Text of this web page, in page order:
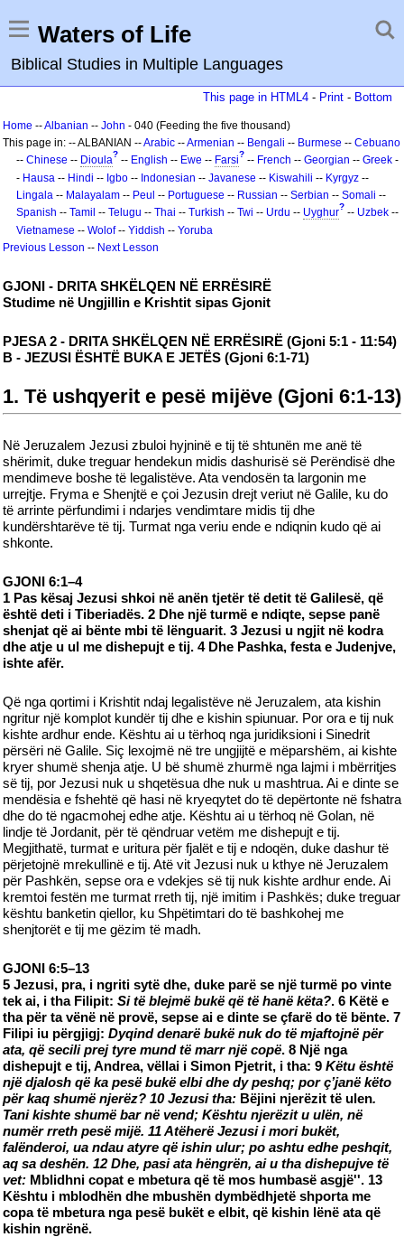
Waters of Life
Biblical Studies in Multiple Languages
This page in HTML4 - Print - Bottom
Home --Albanian -- John - 040 (Feeding the five thousand)
This page in: -- ALBANIAN --Arabic --Armenian -- Bengali -- Burmese -- Cebuano
-- Chinese -- Dioula? -- English -- Ewe -- Farsi? -- French -- Georgian -- Greek -
- Hausa -- Hindi -- Igbo -- Indonesian -- Javanese -- Kiswahili -- Kyrgyz --
Lingala -- Malayalam -- Peul -- Portuguese -- Russian -- Serbian -- Somali --
Spanish -- Tamil -- Telugu -- Thai -- Turkish -- Twi -- Urdu -- Uyghur? -- Uzbek --
Vietnamese -- Wolof-- Yiddish -- Yoruba
Previous Lesson -- Next Lesson
GJONI - DRITA SHKËLQEN NË ERRËSIRË
Studime në Ungjillin e Krishtit sipas Gjonit
PJESA 2 - DRITA SHKËLQEN NË ERRËSIRË (Gjoni 5:1 - 11:54)
B - JEZUSI ËSHTË BUKA E JETËS (Gjoni 6:1-71)
1. Të ushqyerit e pesë mijëve (Gjoni 6:1-13)
Në Jeruzalem Jezusi zbuloi hyjninë e tij të shtunën me anë të
shërimit, duke treguar hendekun midis dashurisë së Perëndisë dhe
mendimeve boshe të legalistëve. Ata vendosën ta largonin me
urrejtje. Fryma e Shenjtë e çoi Jezusin drejt veriut në Galile, ku do
të arrinte përfundimi i ndarjes vendimtare midis tij dhe
kundërshtarëve të tij. Turmat nga veriu ende e ndiqnin kudo që ai
shkonte.
GJONI 6:1–4
1 Pas kësaj Jezusi shkoi në anën tjetër të detit të Galilesë, që
është deti i Tiberiadës. 2 Dhe një turmë e ndiqte, sepse panë
shenjat që ai bënte mbi të lënguarit. 3 Jezusi u ngjit në kodra
dhe atje u ul me dishepujt e tij. 4 Dhe Pashka, festa e Judenjve,
ishte afër.
Që nga qortimi i Krishtit ndaj legalistëve në Jeruzalem, ata kishin
ngritur një komplot kundër tij dhe e kishin spiunuar. Por ora e tij nuk
kishte ardhur ende. Kështu ai u tërhoq nga juridiksioni i Sinedrit
përsëri në Galile. Siç lexojmë në tre ungjijtë e mëparshëm, ai kishte
kryer shumë shenja atje. U bë shumë zhurmë nga lajmi i mbërritjes
së tij, por Jezusi nuk u shqetësua dhe nuk u mashtrua. Ai e dinte se
mendësia e fshehtë që hasi në kryeqytet do të depërtonte në fshatra
dhe do të ngacmohej edhe atje. Kështu ai u tërhoq në Golan, në
lindje të Jordanit, për të qëndruar vetëm me dishepujt e tij.
Megjithatë, turmat e uritura për fjalët e tij e ndoqën, duke dashur të
përjetojnë mrekullinë e tij. Atë vit Jezusi nuk u kthye në Jeruzalem
për Pashkën, sepse ora e vdekjes së tij nuk kishte ardhur ende. Ai
kremtoi festën me turmat rreth tij, një imitim i Pashkës; duke treguar
kështu banketin qiellor, ku Shpëtimtari do të bashkohej me
shenjtorët e tij me gëzim të madh.
GJONI 6:5–13
5 Jezusi, pra, i ngriti sytë dhe, duke parë se një turmë po vinte
tek ai, i tha Filipit: Si të blejmë bukë që të hanë këta?. 6 Këtë e
tha për ta vënë në provë, sepse ai e dinte se çfarë do të bënte. 7
Filipi iu përgjigj: Dyqind denarë bukë nuk do të mjaftojnë për
ata, që secili prej tyre mund të marr një copë. 8 Një nga
dishepujt e tij, Andrea, vëllai i Simon Pjetrit, i tha: 9 Këtu është
një djalosh që ka pesë bukë elbi dhe dy peshq; por ç’janë këto
për kaq shumë njerëz? 10 Jezusi tha: Bëjini njerëzit të ulen.
Tani kishte shumë bar në vend; Kështu njerëzit u ulën, në
numër rreth pesë mijë. 11 Atëherë Jezusi i mori bukët,
falënderoi, ua ndau atyre që ishin ulur; po ashtu edhe peshqit,
aq sa deshën. 12 Dhe, pasi ata hëngrën, ai u tha dishepujve të
vet: Mblidhni copat e mbetura që të mos humbasë asgjë''. 13
Kështu i mblodhën dhe mbushën dymbëdhjetë shporta me
copa të mbetura nga pesë bukët e elbit, që kishin lënë ata që
kishin ngrënë.